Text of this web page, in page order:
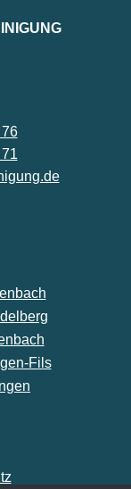
Fils